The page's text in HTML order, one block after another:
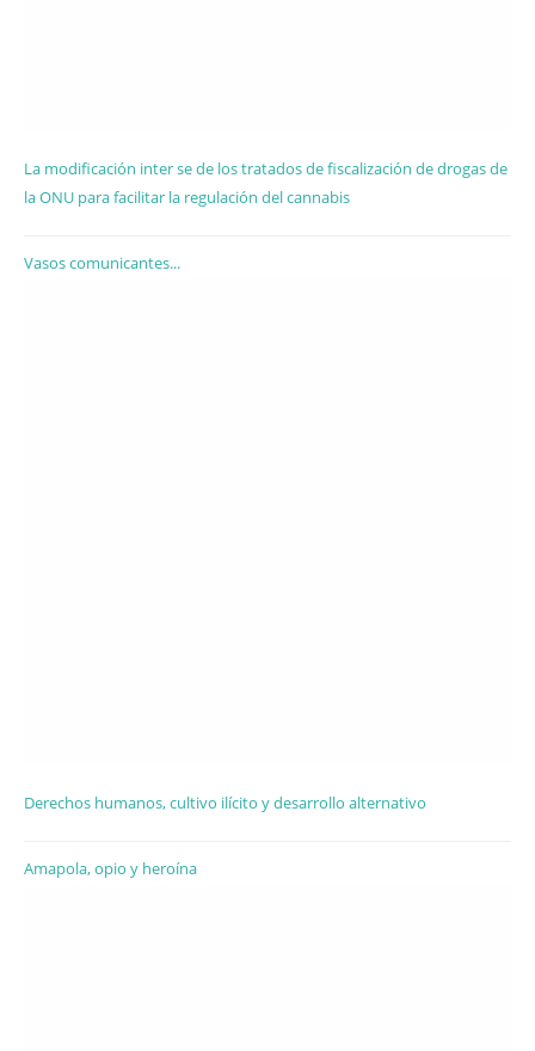
La modificación inter se de los tratados de fiscalización de drogas de
la ONU para facilitar la regulación del cannabis
Vasos comunicantes...
Derechos humanos, cultivo ilícito y desarrollo alternativo
Amapola, opio y heroína